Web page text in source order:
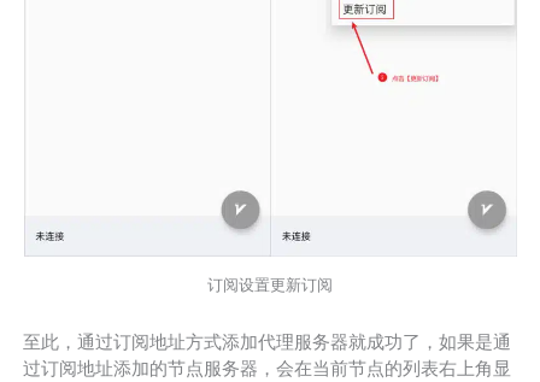
订阅设置更新订阅
至此，通过订阅地址方式添加代理服务器就成功了，如果是通
过订阅地址添加的节点服务器，会在当前节点的列表右上角显